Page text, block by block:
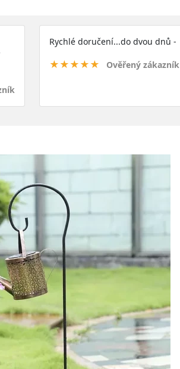
Rychlé doručení...do dvou dnů -
★★★★★ Ověřený zákazník